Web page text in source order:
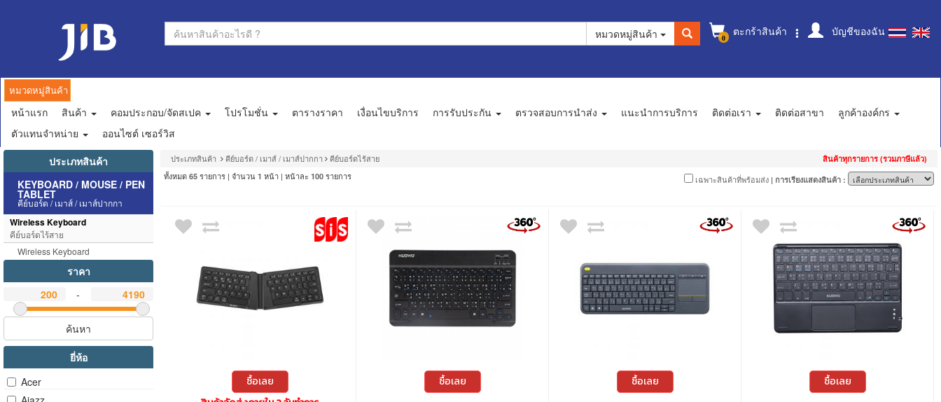
0 ตะกร้าสินค้า บัญชีของฉัน
หมวดหมู่สินค้า
หมวดหมู่สินค้า
หน้าแรก สินค้า คอมประกอบ/จัดสเปค โปรโมชั่น ตารางราคา เงื่อนไขบริการ การรับประกัน ตรวจสอบการนำส่ง แนะนำการบริการ ติดต่อเรา ติดต่อสาขา
ลูกค้าองค์กร
ตัวแทนจำหน่าย
ออนไซต์ เซอร์วิส
ประเภทสินค้า
KEYBOARD / MOUSE / PEN
TABLET
คีย์บอร์ด / เมาส์ / เมาส์ปากกา
Wireless Keyboard
คีย์บอร์ดไร้สาย
Wireless Keyboard
ราคา
-
ค้นหา
ยี่ห้อ
Acer
ประเภทสินค้า คีย์บอร์ด / เมาส์ / เมาส์ปากกา คีย์บอร์ดไร้สาย สินค้าทุกรายการ (รวมภาษีแล้ว)
ทั้งหมด 65 รายการ | จำนวน 1 หน้า | หน้าละ 100 รายการ เฉพาะสินค้าที่พร้อมส่ง | การเรียงแสดงสินค้า :
ซื้อเลย
ซื้อเลย ซื้อเลย ซื้อเลย